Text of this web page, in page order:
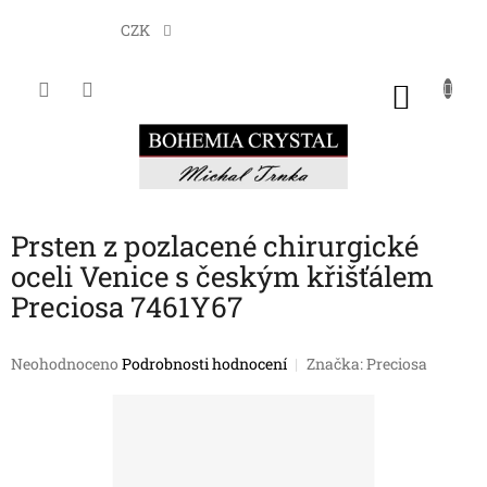
CZK
Prsten z pozlacené chirurgické
oceli Venice s českým křišťálem
Preciosa 7461Y67
Průměrné
Neohodnoceno Podrobnosti hodnocení Značka:Preciosa